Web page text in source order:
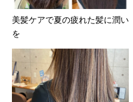
美髪ケアで夏の疲れた髪に潤い
を